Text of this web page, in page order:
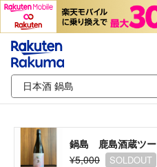
鍋島 鹿島酒蔵ツ
¥5,000
SOLDOUT